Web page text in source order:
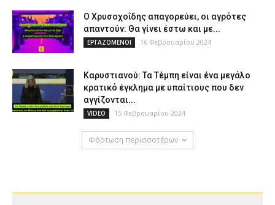
Ο Χρυσοχοΐδης απαγορεύει, οι αγρότες
απαντούν: Θα γίνει έστω και με...
ΕΡΓΑΖΟΜΕΝΟΙ 16 Φεβρουαρίου 2024
Καρυστιανού: Τα Τέμπη είναι ένα μεγάλο
κρατικό έγκλημα με υπαίτιους που δεν
αγγίζονται...
VIDEO 15 Φεβρουαρίου 2024
Φόρτωση περισσοτέρων